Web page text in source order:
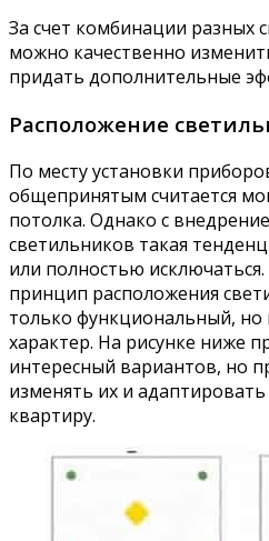
За счет комбинации разных
можно качественно
придать дополнительные
Расположение
По месту установки
общепринятым считается
потолка. Однако с
светильников такая
или полностью
принцип расположения
только функциональный,
характер. На рисунке ниже
интересный вариантов, но
изменять их и
квартиру.